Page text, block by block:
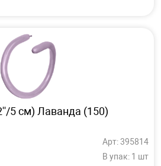
5 см) Лаванда (150)
Арт: 395814
В упак: 1 шт